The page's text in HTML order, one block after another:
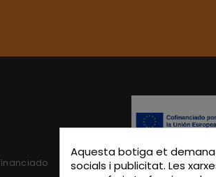
KALIDINTERIORS, S.L. ha
Aquesta botiga et demana
socials i publicitat. Les